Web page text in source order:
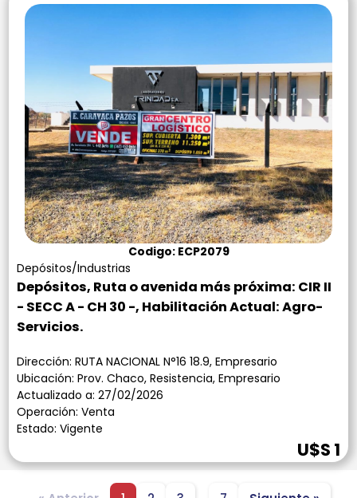
Codigo: ECP2079
Depósitos/Industrias
Depósitos, Ruta o avenida más próxima: CIR II
- SECC A - CH 30 -, Habilitación Actual: Agro-
Servicios.
Dirección: RUTA NACIONAL N°16 18.9, Empresario
Ubicación: Prov. Chaco, Resistencia, Empresario
Actualizado a: 27/02/2026
Operación: Venta
Estado: Vigente
U$S 1